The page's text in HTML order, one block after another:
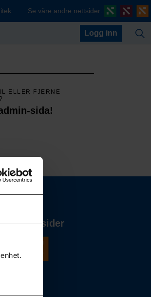
Se våre andre nettsider:
Logg inn
ELLER FJERNE
sida!
nettsider